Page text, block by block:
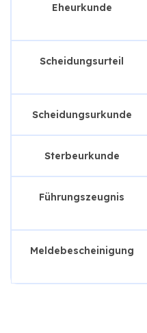
Eheurkunde
Scheidungsurteil
Scheidungsurkunde
Sterbeurkunde
Führungszeugnis
Meldebescheinigung